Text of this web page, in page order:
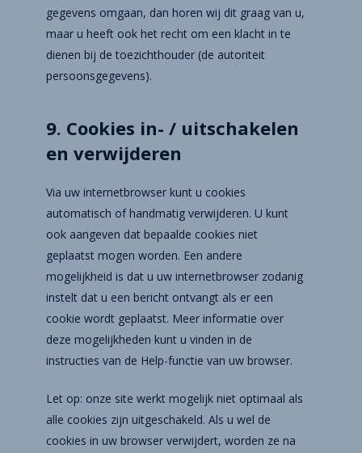
gegevens omgaan, dan horen wij dit graag van u,
maar u heeft ook het recht om een klacht in te
dienen bij de toezichthouder (de autoriteit
persoonsgegevens).
9. Cookies in- / uitschakelen
en verwijderen
Via uw internetbrowser kunt u cookies
automatisch of handmatig verwijderen. U kunt
ook aangeven dat bepaalde cookies niet
geplaatst mogen worden. Een andere
mogelijkheid is dat u uw internetbrowser zodanig
instelt dat u een bericht ontvangt als er een
cookie wordt geplaatst. Meer informatie over
deze mogelijkheden kunt u vinden in de
instructies van de Help-functie van uw browser.
Let op: onze site werkt mogelijk niet optimaal als
alle cookies zijn uitgeschakeld. Als u wel de
cookies in uw browser verwijdert, worden ze na